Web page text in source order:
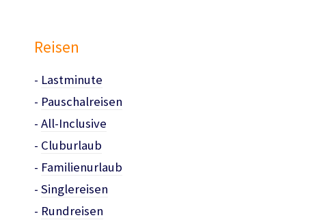
Reisen
- Lastminute
- Pauschalreisen
- All-Inclusive
- Cluburlaub
- Familienurlaub
- Singlereisen
- Rundreisen